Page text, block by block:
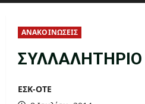
ΑΝΑΚΟΙΝΩΣΕΙΣ
ΕΣΚ-ΟΤΕ